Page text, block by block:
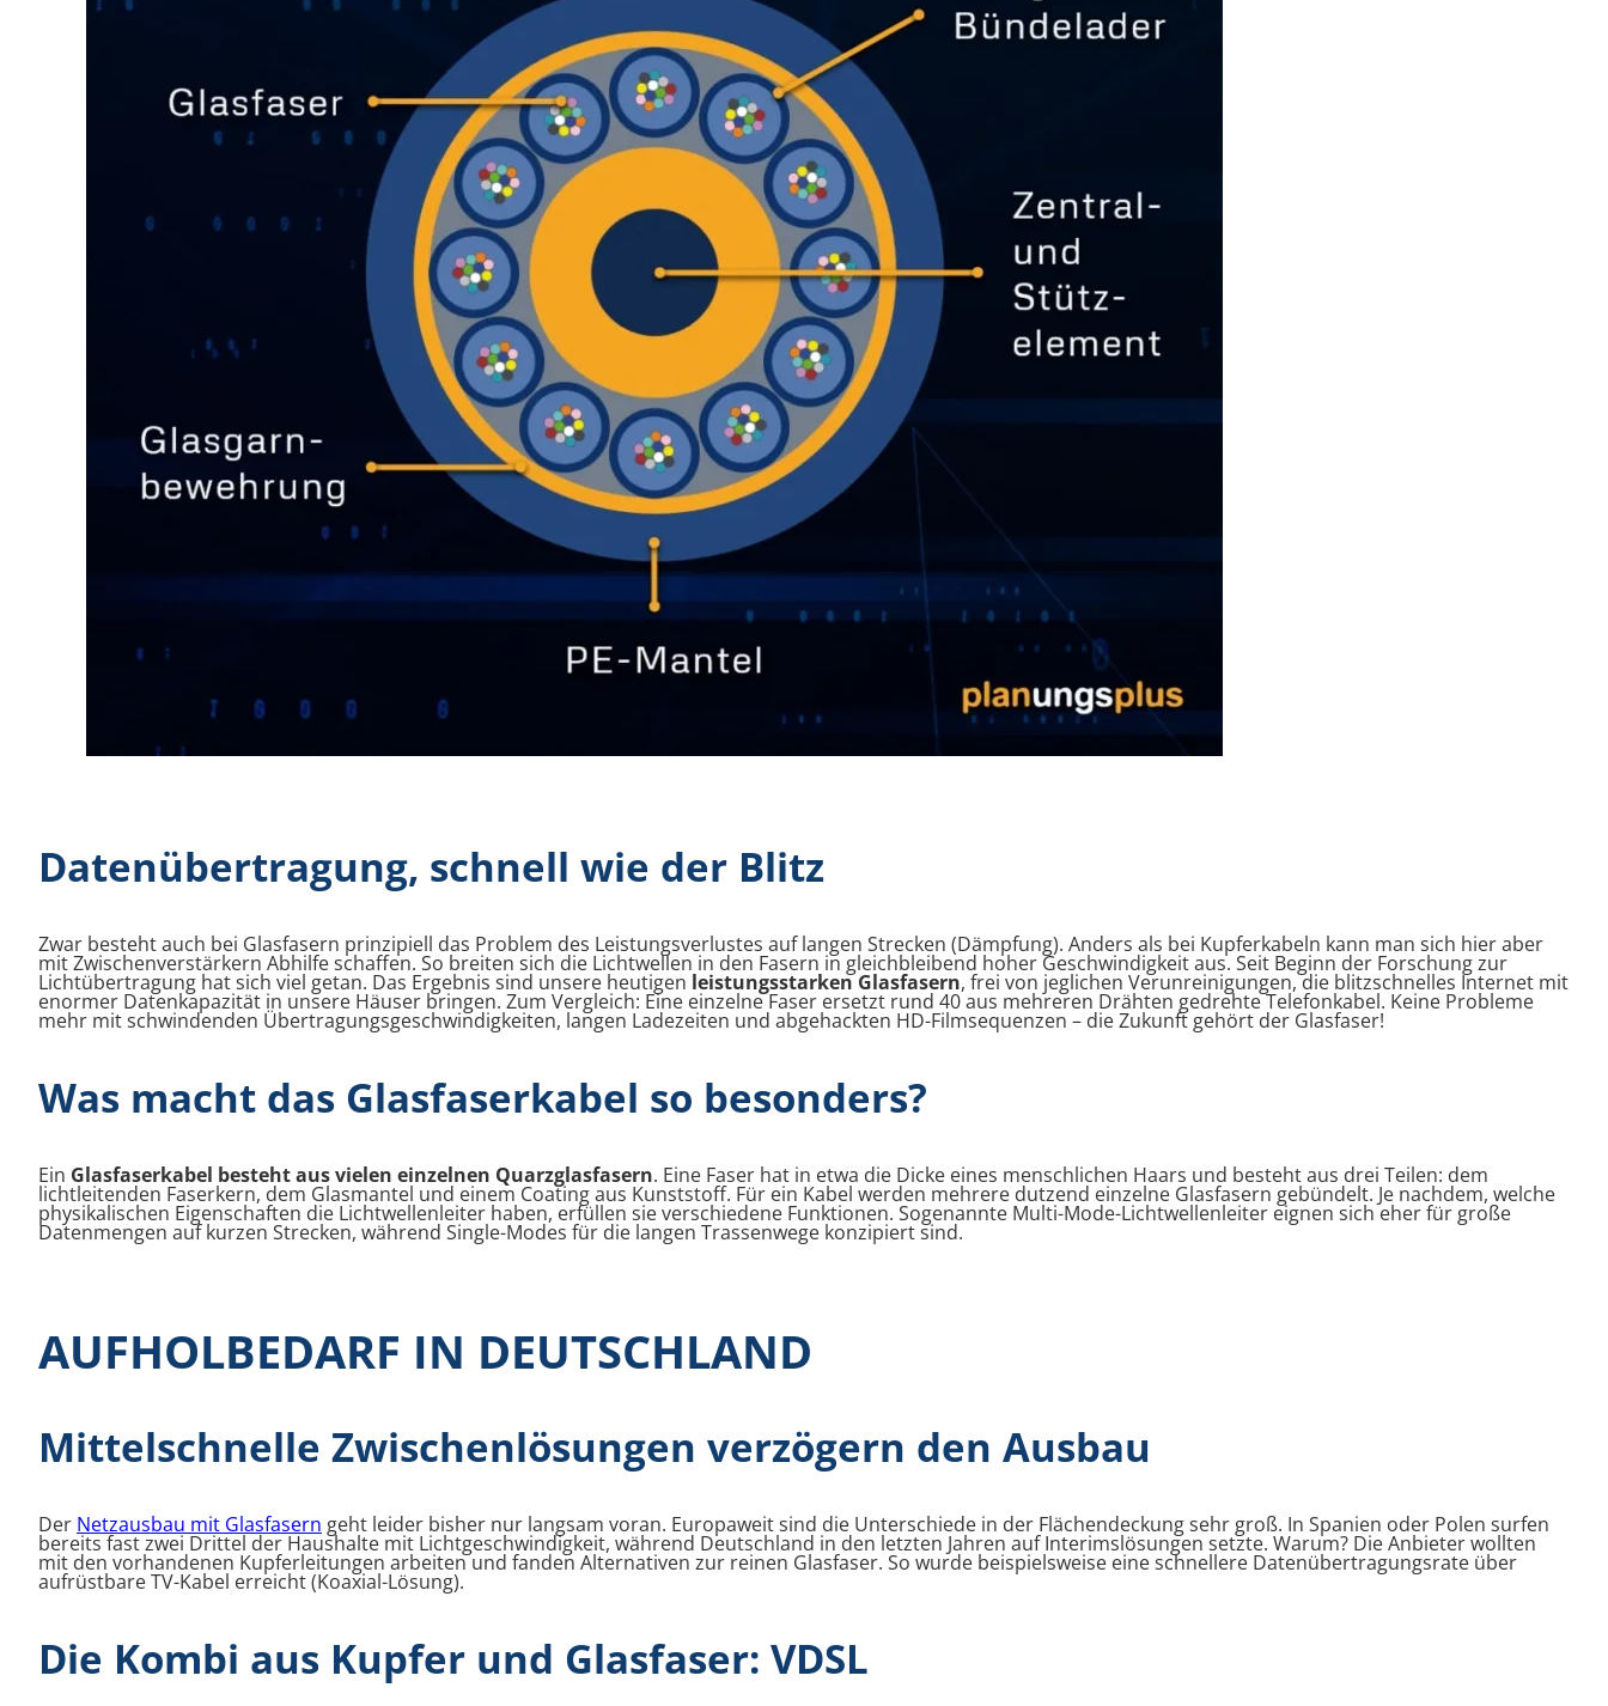
Datenübertragung, schnell wie der Blitz
Zwar besteht auch bei Glasfasern prinzipiell das Problem des Leistungsverlustes auf langen Strecken (Dämpfung). Anders als bei Kupferkabeln kann man sich hier aber
mit Zwischenverstärkern Abhilfe schaffen. So breiten sich die Lichtwellen in den Fasern in gleichbleibend hoher Geschwindigkeit aus. Seit Beginn der Forschung zur
Lichtübertragung hat sich viel getan. Das Ergebnis sind unsere heutigen leistungsstarken Glasfasern, frei von jeglichen Verunreinigungen, die blitzschnelles Internet mit
enormer Datenkapazität in unsere Häuser bringen. Zum Vergleich: Eine einzelne Faser ersetzt rund 40 aus mehreren Drähten gedrehte Telefonkabel. Keine Probleme
mehr mit schwindenden Übertragungsgeschwindigkeiten, langen Ladezeiten und abgehackten HD-Filmsequenzen – die Zukunft gehört der Glasfaser!
Was macht das Glasfaserkabel so besonders?
Ein Glasfaserkabel besteht aus vielen einzelnen Quarzglasfasern. Eine Faser hat in etwa die Dicke eines menschlichen Haars und besteht aus drei Teilen: dem
lichtleitenden Faserkern, dem Glasmantel und einem Coating aus Kunststoff. Für ein Kabel werden mehrere dutzend einzelne Glasfasern gebündelt. Je nachdem, welche
physikalischen Eigenschaften die Lichtwellenleiter haben, erfüllen sie verschiedene Funktionen. Sogenannte Multi-Mode-Lichtwellenleiter eignen sich eher für große
Datenmengen auf kurzen Strecken, während Single-Modes für die langen Trassenwege konzipiert sind.
AUFHOLBEDARF IN DEUTSCHLAND
Mittelschnelle Zwischenlösungen verzögern den Ausbau
Der Netzausbau mit Glasfasern geht leider bisher nur langsam voran. Europaweit sind die Unterschiede in der Flächendeckung sehr groß. In Spanien oder Polen surfen
bereits fast zwei Drittel der Haushalte mit Lichtgeschwindigkeit, während Deutschland in den letzten Jahren auf Interimslösungen setzte. Warum? Die Anbieter wollten
mit den vorhandenen Kupferleitungen arbeiten und fanden Alternativen zur reinen Glasfaser. So wurde beispielsweise eine schnellere Datenübertragungsrate über
aufrüstbare TV-Kabel erreicht (Koaxial-Lösung).
Die Kombi aus Kupfer und Glasfaser: VDSL